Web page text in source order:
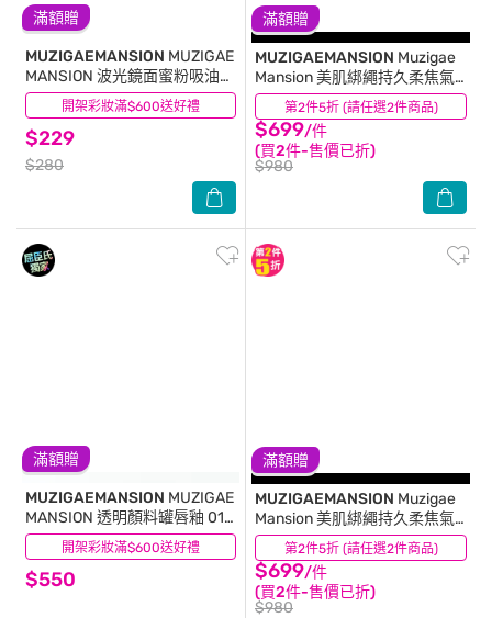
滿額贈
開架彩妝滿$600送好禮
MUZIGAEMANSION MUZIGAE
MANSION 波光鏡面蜜粉吸油面
紙 70枚
$229
$280
(163)
滿額贈
第2件5折 (請任選2件商品)
MUZIGAEMANSION Muzigae
Mansion 美肌綁繩持久柔焦氣
墊粉餅 SPF 50+ PA++++ N19
白皙
$699/件
(買2件-售價已折)
$980
(13)
滿額贈
開架彩妝滿$600送好禮
MUZIGAEMANSION MUZIGAE
MANSION 透明顏料罐唇釉 010
UNDONE
$550
(3)
滿額贈
第2件5折 (請任選2件商品)
MUZIGAEMANSION Muzigae
Mansion 美肌綁繩持久柔焦氣
墊粉餅 SPF 50+ PA++++ N23
健康
$699/件
(買2件-售價已折)
$980
(9)